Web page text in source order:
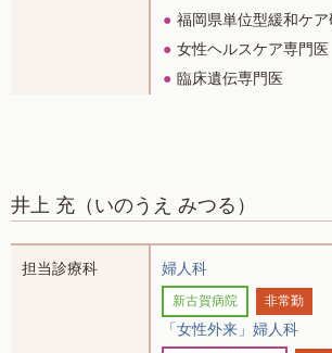
福岡県単位型緩和ケア
女性ヘルスケア専門医
臨床遺伝専門医
井上 充 （いのうえ みつる）
担当診療科 婦人科
新古賀病院 非常勤
「女性外来」婦人科